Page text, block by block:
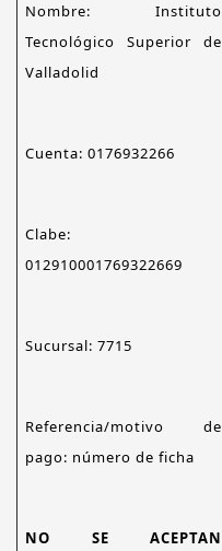
Nombre: Instituto
Tecnológico Superior de
Valladolid
Cuenta: 0176932266
Clabe:
012910001769322669
Sucursal: 7715
Referencia/motivo de
pago: número de ficha
NO SE ACEPTAN